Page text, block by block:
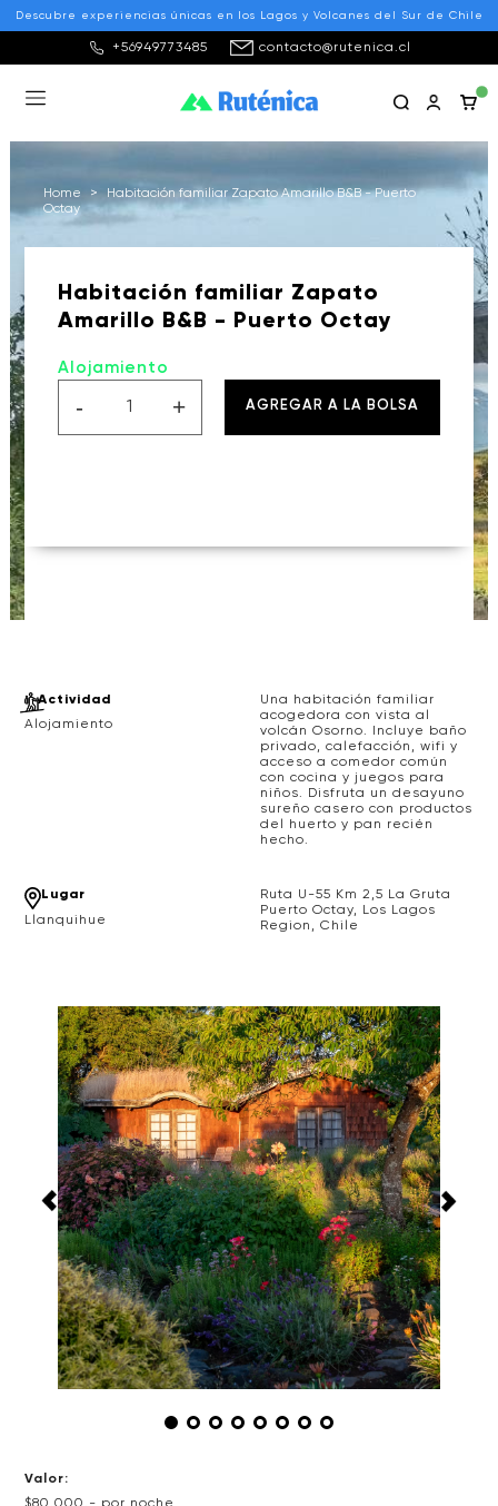
+56949773485 contacto@rutenica.cl
Descubre experiencias únicas en los Lagos y Volcanes del Sur de Chile
Home >
Habitación familiar Zapato Amarillo B&B - Puerto
Octay
Actividad
Alojamiento
Una habitación familiar
acogedora con vista al
volcán Osorno. Incluye baño
privado, calefacción, wifi y
acceso a comedor común
con cocina y juegos para
niños. Disfruta un desayuno
sureño casero con productos
del huerto y pan recién
hecho.
Lugar
Llanquihue
Ruta U-55 Km 2,5 La Gruta
Puerto Octay, Los Lagos
Region, Chile
Valor:
Habitación familiar Zapato
Amarillo B&B - Puerto Octay
Alojamiento
+
- AGREGAR A LA BOLSA